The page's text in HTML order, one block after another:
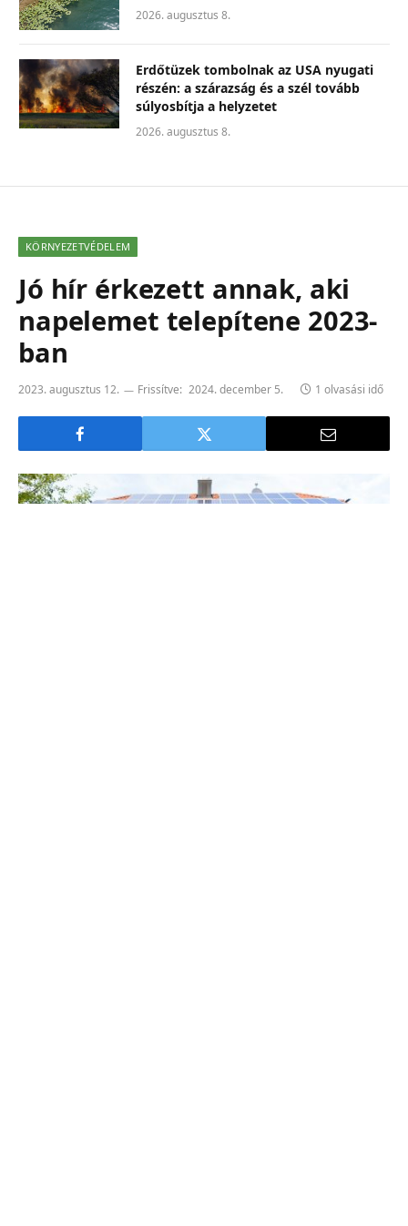
2026. augusztus 8.
Erdőtüzek tombolnak az USA nyugati
részén: a szárazság és a szél tovább
súlyosbítja a helyzetet
2026. augusztus 8.
KÖRNYEZETVÉDELEM
Jó hír érkezett annak, aki
napelemet telepítene 2023-
ban
2023. augusztus 12. Frissítve: 2024. december 5. 1 olvasási idő